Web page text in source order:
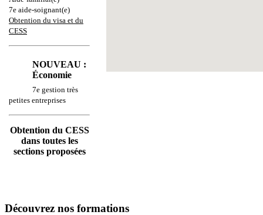
7e aide-soignant(e)
Obtention du visa et du
CESS
NOUVEAU :
Économie
7e gestion très
petites entreprises
Obtention du CESS
dans toutes les
sections proposées
Découvrez nos formations